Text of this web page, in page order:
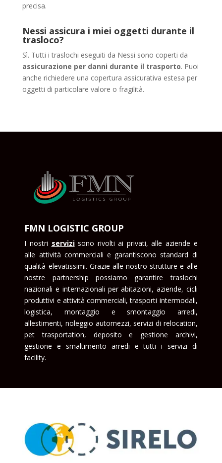
precisa.
Nessi assicura i miei oggetti durante il
trasloco?
Sì. Tutti i traslochi eseguiti da Nessi sono coperti da
assicurazione per danni durante il trasporto. Puoi
anche richiedere una copertura assicurativa estesa per
oggetti di particolare valore o fragilità.
FMN LOGISTIC GROUP
I nostri servizisono rivolti ai privati, alle aziende e
alle attività commerciali e garantiscono standard di
qualità elevatissimi. Grazie alle nostro strutture e alle
nostre partnership possiamo garantire traslochi
nazionali e internazionali per abitazioni, aziende, cicli
produttivi e attività commerciali, trasporti intermodali,
logistica, montaggio e smontaggio arredi,
allestimenti, noleggio automezzi, servizi di relocation,
pet trasportation, deposito e gestione archivi,
gestione e smaltimento arredi e tutti i servizi di
facility.